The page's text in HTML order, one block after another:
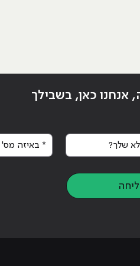
אנחנו כאן, בשבילך
* באיזה מס'